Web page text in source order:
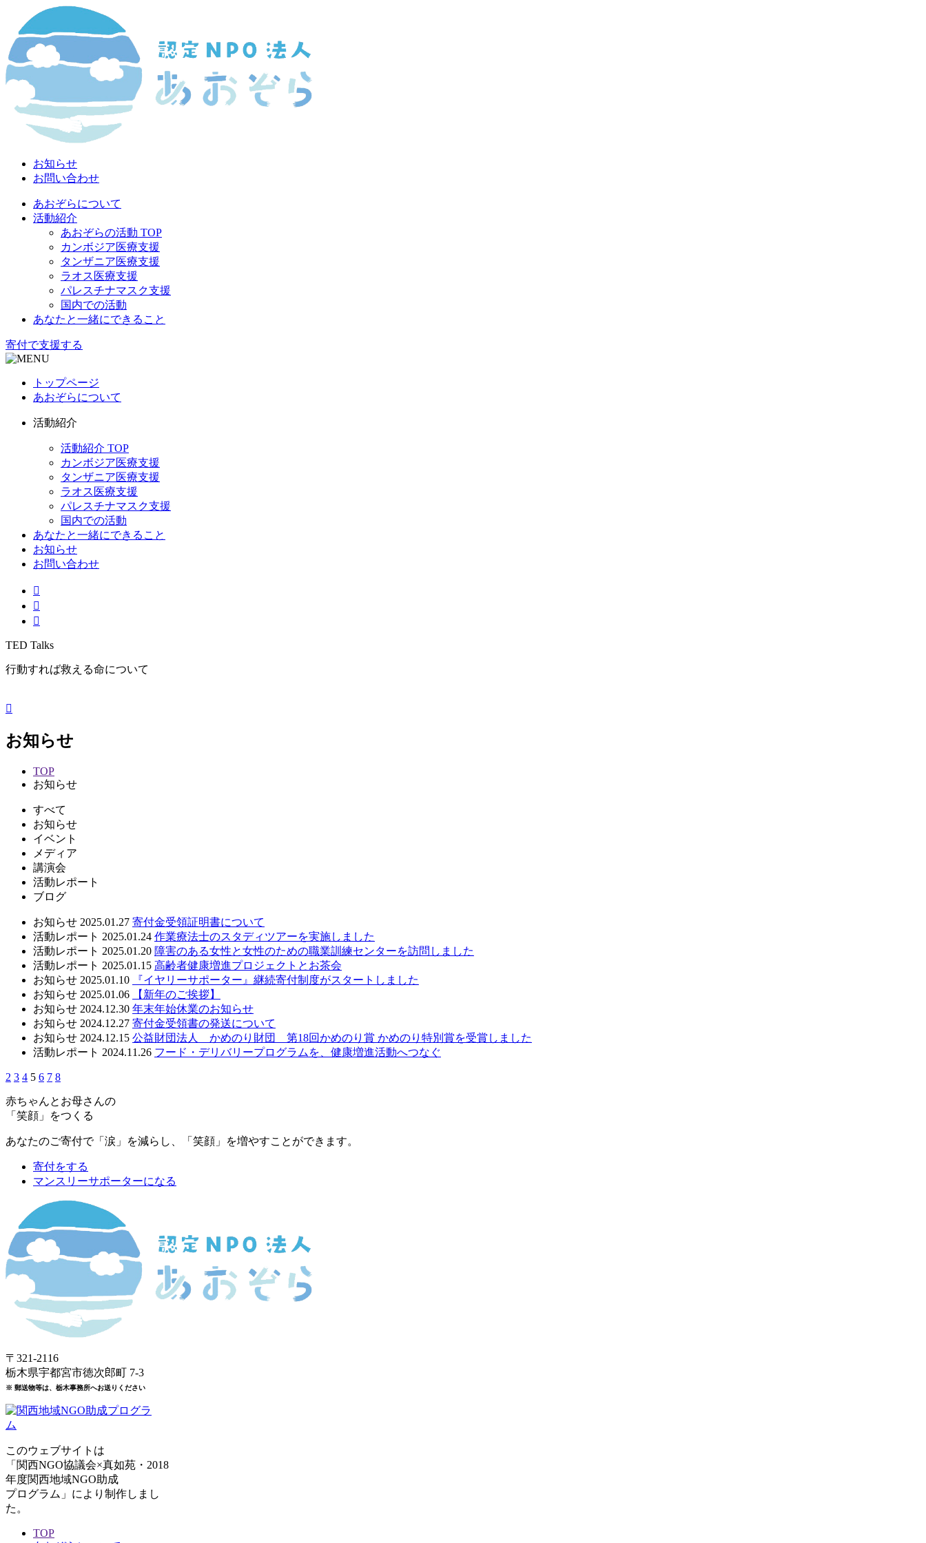
お知らせ
お問い合わせ
あおぞらについて
活動紹介
あおぞらの活動 TOP
カンボジア医療支援
タンザニア医療支援
ラオス医療支援
パレスチナマスク支援
国内での活動
あなたと一緒にできること
寄付で支援する
トップページ
あおぞらについて
活動紹介
活動紹介 TOP
カンボジア医療支援
タンザニア医療支援
ラオス医療支援
パレスチナマスク支援
国内での活動
あなたと一緒にできること
お知らせ
お問い合わせ
TED Talks
行動すれば救える命について
お知らせ
TOP
お知らせ
すべて
お知らせ
イベント
メディア
講演会
活動レポート
ブログ
お知らせ 2025.01.27 寄付金受領証明書について
活動レポート 2025.01.24 作業療法士のスタディツアーを実施しました
活動レポート 2025.01.20 障害のある女性と女性のための職業訓練センターを訪問しました
活動レポート 2025.01.15 高齢者健康増進プロジェクトとお茶会
お知らせ 2025.01.10
『イヤリーサポーター』継続寄付制度がスタートしました
お知らせ 2025.01.06
【新年のご挨拶】
お知らせ 2024.12.30 年末年始休業のお知らせ
お知らせ 2024.12.27 寄付金受領書の発送について
お知らせ 2024.12.15 公益財団法人 かめのり財団 第18回かめのり賞 かめのり特別賞を受賞しました
活動レポート 2024.11.26 フード・デリバリープログラムを、健康増進活動へつなぐ
2 3 4 5 6 7 8
赤ちゃんとお母さんの
「笑顔」をつくる
あなたのご寄付で「涙」を減らし、「笑顔」を増やすことができます。
寄付をする
マンスリーサポーターになる
〒321-2116
栃木県宇都宮市徳次郎町 7-3
※ 郵送物等は、栃木事務所へお送りください
このウェブサイトは
「関西NGO協議会×真如苑・2018
年度関西地域NGO助成
プログラム」により制作しまし
た。
TOP